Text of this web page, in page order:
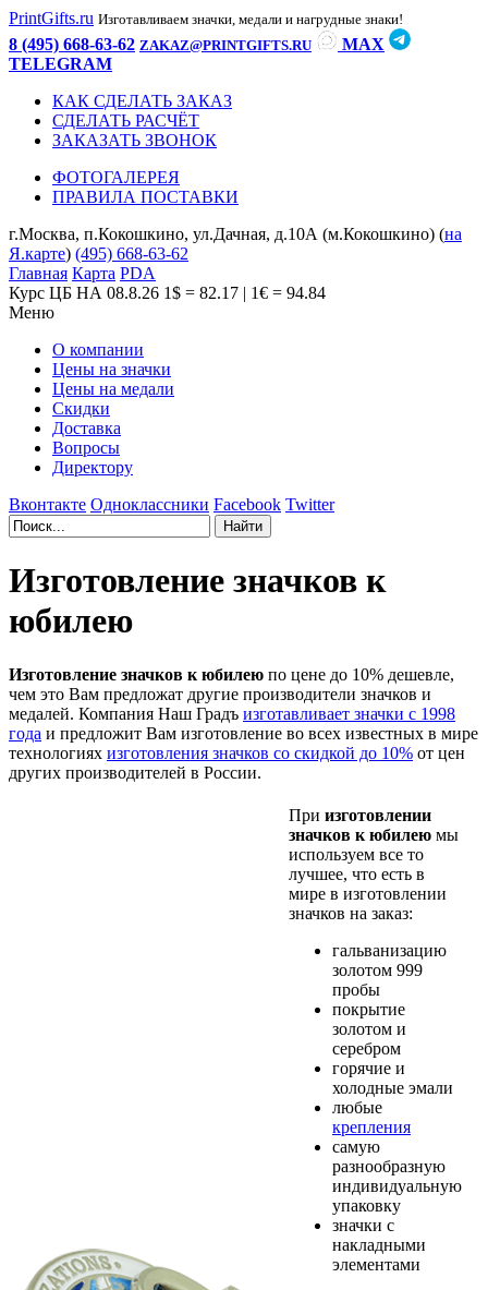
PrintGifts.ru Изготавливаем значки, медали и нагрудные знаки!
8 (495) 668-63-62 ZAKAZ@PRINTGIFTS.RU
MAX
TELEGRAM
КАК СДЕЛАТЬ ЗАКАЗ
СДЕЛАТЬ РАСЧЁТ
ЗАКАЗАТЬ ЗВОНОК
ФОТОГАЛЕРЕЯ
ПРАВИЛА ПОСТАВКИ
г.Москва, п.Кокошкино, ул.Дачная, д.10А (м.Кокошкино) (на
Я.карте) (495) 668-63-62
Главная Карта PDA
Курс ЦБ НА 08.8.26 1$ = 82.17 | 1€ = 94.84
Меню
О компании
Цены на значки
Цены на медали
Скидки
Доставка
Вопросы
Директору
Вконтакте Одноклассники Facebook Twitter
Изготовление значков к
юбилею
Изготовление значков к юбилею по цене до 10% дешевле,
чем это Вам предложат другие производители значков и
медалей. Компания Наш Градъ изготавливает значки с 1998
года и предложит Вам изготовление во всех известных в мире
технологиях изготовления значков со скидкой до 10% от цен
других производителей в России.
При изготовлении
значков к юбилею мы
используем все то
лучшее, что есть в
мире в изготовлении
значков на заказ:
гальванизацию
золотом 999
пробы
покрытие
золотом и
серебром
горячие и
холодные эмали
любые
крепления
самую
разнообразную
индивидуальную
упаковку
значки с
накладными
элементами